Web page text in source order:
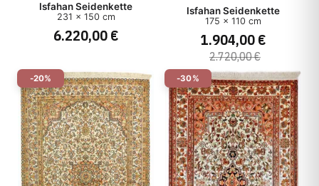
Isfahan Seidenkette
231 x 150 cm
6.220,00 €
Isfahan Seidenkette
175 x 110 cm
1.904,00 €
2.720,00 €
-20% -30%